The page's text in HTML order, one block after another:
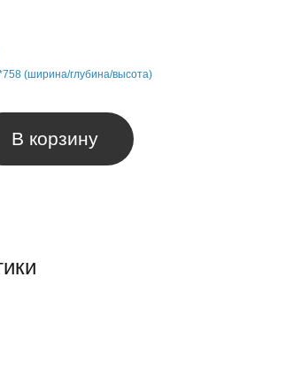
(ширина/глубина/высота)
В корзину